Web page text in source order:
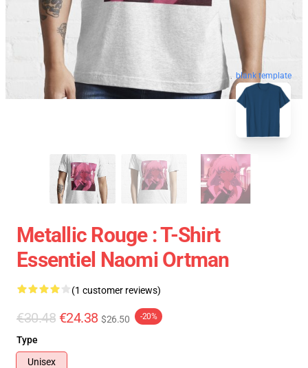
blank template
Metallic Rouge : T-Shirt
Essentiel Naomi Ortman
(1 customer reviews)
€30.48 €24.38 $26.50 -20%
Type
Unisex